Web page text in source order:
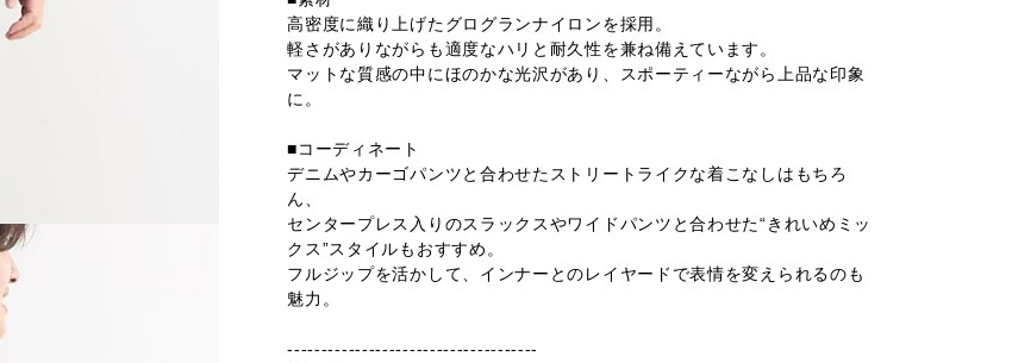
高密度に織り上げたグログランナイロンを採用。
軽さがありながらも適度なハリと耐久性を兼ね備えています。
マットな質感の中にほのかな光沢があり、スポーティーながら上品な印象
に。
■コーディネート
デニムやカーゴパンツと合わせたストリートライクな着こなしはもちろ
ん、
センタープレス入りのスラックスやワイドパンツと合わせた“きれいめミッ
クス”スタイルもおすすめ。
フルジップを活かして、インナーとのレイヤードで表情を変えられるのも
魅力。
-------------------------------------